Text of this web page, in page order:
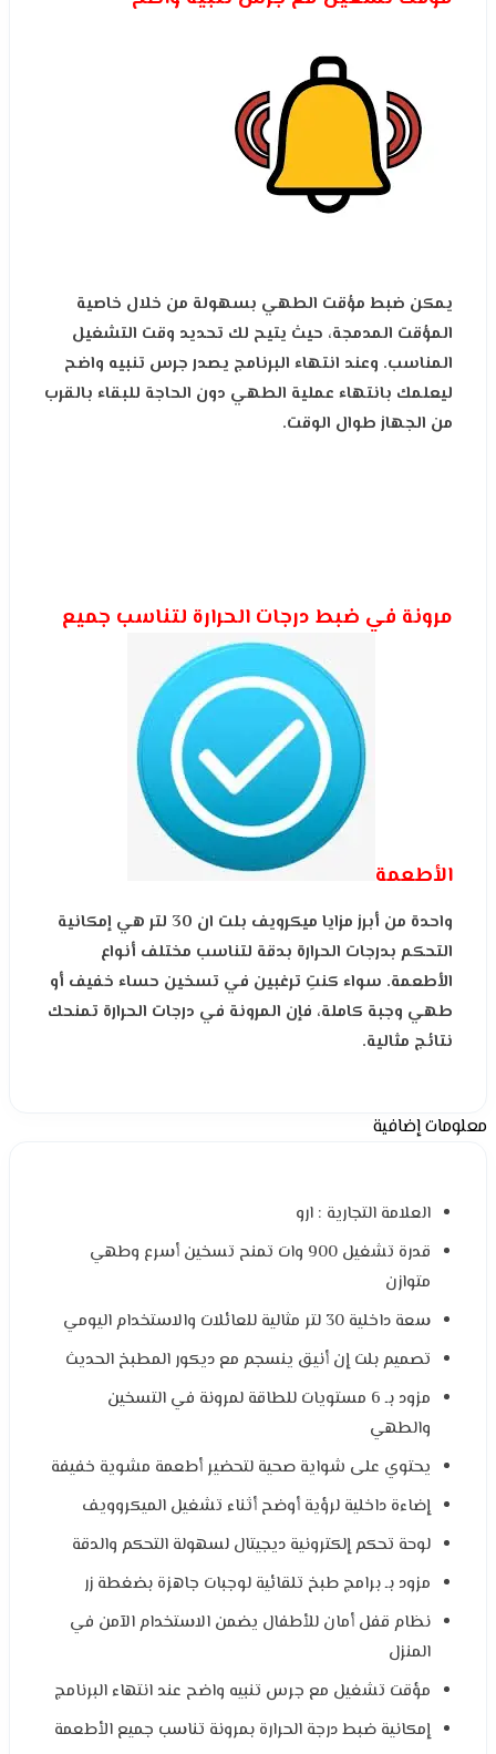
يمكن ضبط مؤقت الطهي بسهولة من خلال خاصية
المؤقت المدمجة، حيث يتيح لك تحديد وقت التشغيل
المناسب. وعند انتهاء البرنامج يصدر جرس تنبيه واضح
ليعلمك بانتهاء عملية الطهي دون الحاجة للبقاء بالقرب
من الجهاز طوال الوقت.
مرونة في ضبط درجات الحرارة لتناسب جميع
الأطعمة
واحدة من أبرز مزايا ميكرويف بلت ان 30 لتر هي إمكانية
التحكم بدرجات الحرارة بدقة لتناسب مختلف أنواع
الأطعمة. سواء كنتِ ترغبين في تسخين حساء خفيف أو
طهي وجبة كاملة، فإن المرونة في درجات الحرارة تمنحك
نتائج مثالية.
معلومات إضافية
العلامة التجارية : ارو
قدرة تشغيل 900 وات تمنح تسخين أسرع وطهي
متوازن
سعة داخلية 30 لتر مثالية للعائلات والاستخدام اليومي
تصميم بلت إن أنيق ينسجم مع ديكور المطبخ الحديث
مزود بـ 6 مستويات للطاقة لمرونة في التسخين
والطهي
يحتوي على شواية صحية لتحضير أطعمة مشوية خفيفة
إضاءة داخلية لرؤية أوضح أثناء تشغيل الميكروويف
لوحة تحكم إلكترونية ديجيتال لسهولة التحكم والدقة
مزود بـ برامج طبخ تلقائية لوجبات جاهزة بضغطة زر
نظام قفل أمان للأطفال يضمن الاستخدام الآمن في
المنزل
مؤقت تشغيل مع جرس تنبيه واضح عند انتهاء البرنامج
إمكانية ضبط درجة الحرارة بمرونة تناسب جميع الأطعمة